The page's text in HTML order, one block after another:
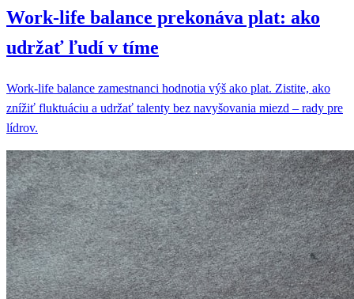
Work-life balance prekonáva plat: ako
udržať ľudí v tíme
Work-life balance zamestnanci hodnotia výš ako plat. Zistite, ako
znížiť fluktuáciu a udržať talenty bez navyšovania miezd – rady pre
lídrov.